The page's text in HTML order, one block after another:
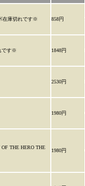
※在庫切れです※ 858円
です※ 1848円
2530円
1980円
THE HERO THE
1980円